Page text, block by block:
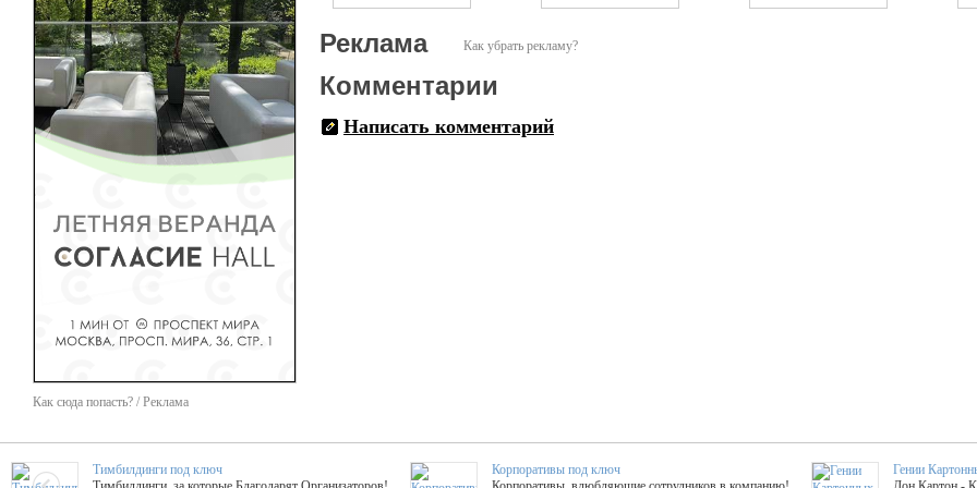
Как сюда попасть? / Реклама
Как убрать рекламу?
Реклама
Комментарии
Написать комментарий
Тимбилдинги под ключ
Корпоративы под ключ
Гении